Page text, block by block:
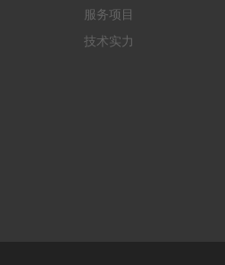
服务项目
技术实力